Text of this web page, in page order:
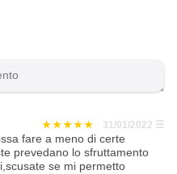
31/01/2022 ☰
fare a meno di certe
prevedano lo sfruttamento
se mi permetto